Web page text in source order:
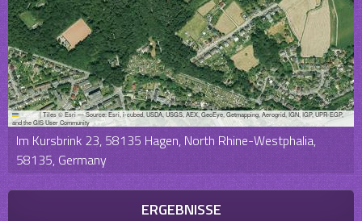
Leaflet |Tiles © Esri — Source: Esri, i-cubed, USDA, USGS, AEX, GeoEye, Getmapping, Aerogrid, IGN, IGP, UPR-EGP,
and the GIS User Community
Im Kursbrink 23, 58135 Hagen, North Rhine-Westphalia,
58135, Germany
ERGEBNISSE